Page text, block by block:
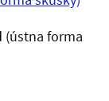
(ústna forma